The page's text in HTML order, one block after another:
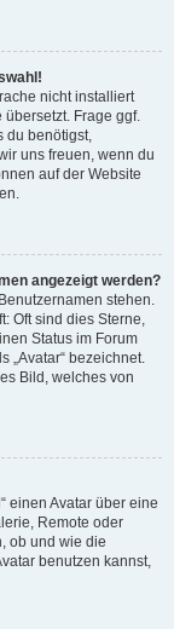
nicht installiert
Frage ggf.
du benötigst,
uns freuen, wenn du
auf der Website
angezeigt werden?
stehen.
Oft sind dies Sterne,
Status im Forum
„Avatar“ bezeichnet.
Bild, welches von
einen Avatar über eine
Remote oder
ob und wie die
benutzen kannst,